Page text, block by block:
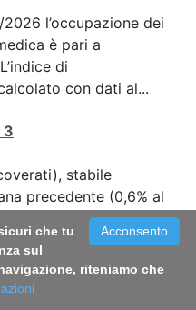
l’occupazione dei
è pari a
di
con dati al...
3
stabile
precedente (0,6% al
0,2% (18 ricoverati),
precedente (0,2%
Acconsento
che tu
sul
riteniamo che